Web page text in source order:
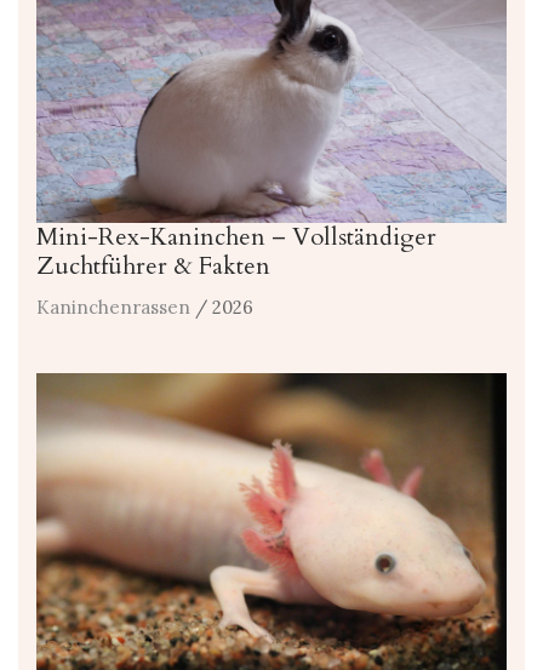
Mini-Rex-Kaninchen – Vollständiger
Zuchtführer & Fakten
Kaninchenrassen / 2026